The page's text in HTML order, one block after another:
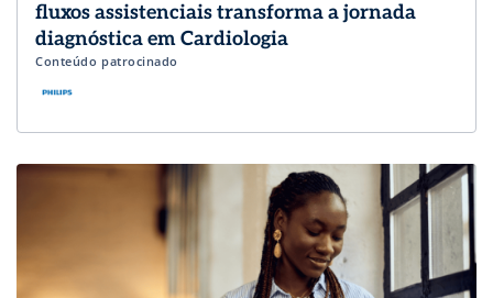
fluxos assistenciais transforma a jornada
diagnóstica em Cardiologia
Conteúdo patrocinado